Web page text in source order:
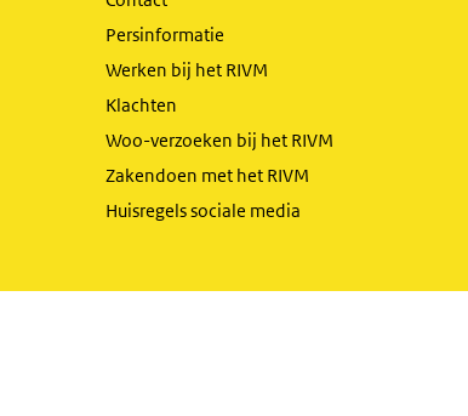
Persinformatie
Werken bij het RIVM
Klachten
Woo-verzoeken bij het RIVM
Zakendoen met het RIVM
Huisregels sociale media